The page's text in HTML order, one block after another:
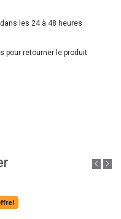
les 24 à 48 heures
pour retourner le produit